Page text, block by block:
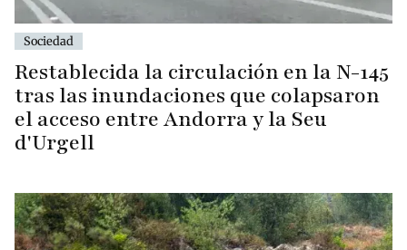
Sociedad
Restablecida la circulación en la N-145
tras las inundaciones que colapsaron
el acceso entre Andorra y la Seu
d'Urgell